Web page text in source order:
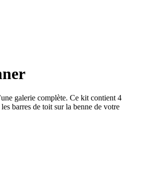
galerie complète. Ce kit contient 4
barres de toit sur la benne de votre